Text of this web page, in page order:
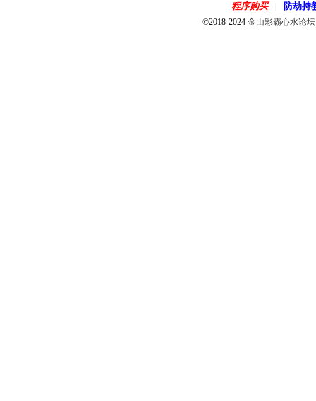
程序购买 防劫持
©2018-2024金山彩霸心水论坛